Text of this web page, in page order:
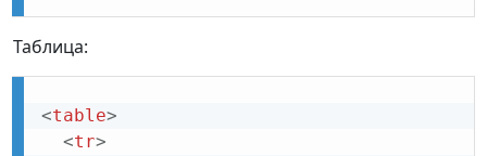
Таблица:
<table>
<tr>